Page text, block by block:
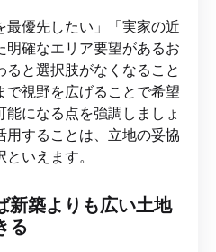
最優先したい」「実家の近
明確なエリア要望があるお
と選択肢がなくなること
で視野を広げることで希望
になる点を強調しましょ
用することは、立地の妥協
いえます。
新築よりも広い土地
る